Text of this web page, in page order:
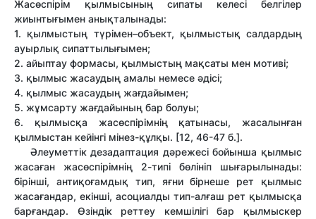
Жасөспірім қылмысының сипаты келесі белгілер
жиынтығымен анықталынады:
1. қылмыстың түрімен–объект, қылмыстық салдардың
ауырлық сипаттылығымен;
2. айыптау формасы, қылмыстың мақсаты мен мотиві;
3. қылмыс жасаудың амалы немесе әдісі;
4. қылмыс жасаудың жағдайымен;
5. жұмсарту жағдайының бар болуы;
6. қылмысқа жасөспірімнің қатынасы, жасалынған
қылмыстан кейінгі мінез-құлқы. [12, 46-47 б.].
Әлеуметтік дезадаптация дәрежесі бойынша қылмыс
жасаған жасөспірімнің 2-типі бөлініп шығарылынады:
бірінші, антиқоғамдық тип, яғни бірнеше рет қылмыс
жасағандар, екінші, асоциалды тип-алғаш рет қылмысқа
барғандар. Өзіндік реттеу кемшілігі бар қылмыскер